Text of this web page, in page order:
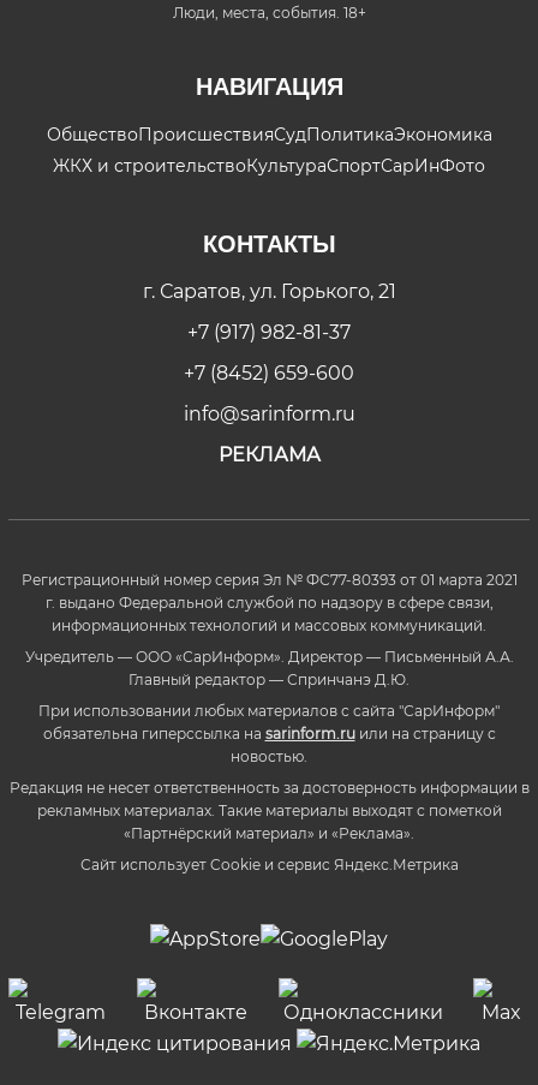
Люди, места, события. 18+
НАВИГАЦИЯ
ОбществоПроисшествияСудПолитикаЭкономика
ЖКХ и строительствоКультураСпортСарИнФото
КОНТАКТЫ
г. Саратов, ул. Горького, 21
+7 (917) 982-81-37
+7 (8452) 659-600
info@sarinform.ru
РЕКЛАМА
Регистрационный номер серия Эл № ФС77-80393 от 01 марта 2021
г. выдано Федеральной службой по надзору в сфере связи,
информационных технологий и массовых коммуникаций.
Учредитель — ООО «СарИнформ». Директор — Письменный А.А.
Главный редактор — Спринчанэ Д.Ю.
При использовании любых материалов с сайта "СарИнформ"
обязательна гиперссылка на sarinform.ruили на страницу с
новостью.
Редакция не несет ответственность за достоверность информации в
рекламных материалах. Такие материалы выходят с пометкой
«Партнёрский материал» и «Реклама».
Сайт использует Cookie и сервиc Яндекс.Метрика